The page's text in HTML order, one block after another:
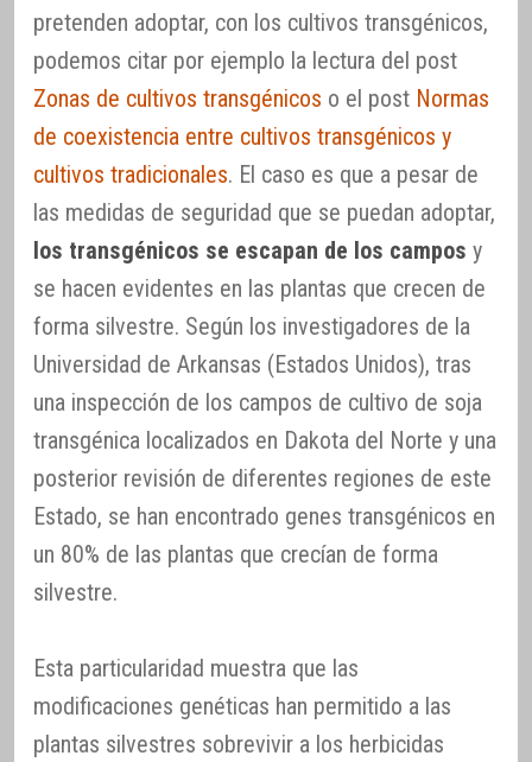
pretenden adoptar, con los cultivos transgénicos,
podemos citar por ejemplo la lectura del post
Zonas de cultivos transgénicos o el post Normas
de coexistencia entre cultivos transgénicos y
cultivos tradicionales. El caso es que a pesar de
las medidas de seguridad que se puedan adoptar,
los transgénicos se escapan de los campos y
se hacen evidentes en las plantas que crecen de
forma silvestre. Según los investigadores de la
Universidad de Arkansas (Estados Unidos), tras
una inspección de los campos de cultivo de soja
transgénica localizados en Dakota del Norte y una
posterior revisión de diferentes regiones de este
Estado, se han encontrado genes transgénicos en
un 80% de las plantas que crecían de forma
silvestre.
Esta particularidad muestra que las
modificaciones genéticas han permitido a las
plantas silvestres sobrevivir a los herbicidas